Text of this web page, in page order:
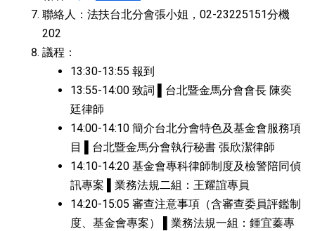
聯絡人：法扶台北分會張小姐，02-23225151分機
202
議程：
13:30-13:55 報到
13:55-14:00 致詞 ▌台北暨金馬分會會長 陳奕
廷律師
14:00-14:10 簡介台北分會特色及基金會服務項
目 ▌台北暨金馬分會執行秘書 張欣潔律師
14:10-14:20 基金會專科律師制度及檢警陪同偵
訊專案 ▌業務法規二組：王耀誼專員
14:20-15:05 審查注意事項（含審查委員評鑑制
度、基金會專案） ▌業務法規一組：鍾宜蓁專